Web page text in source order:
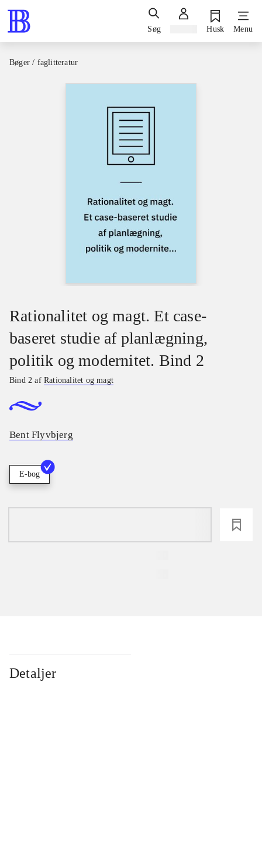
Søg Husk Menu
Bøger / faglitteratur
Rationalitet og magt. Et case-
baseret studie af planlægning,
politik og modernitet. Bind 2
Bind 2 afRationalitet og magt
Bent Flyvbjerg
E-bog
Detaljer